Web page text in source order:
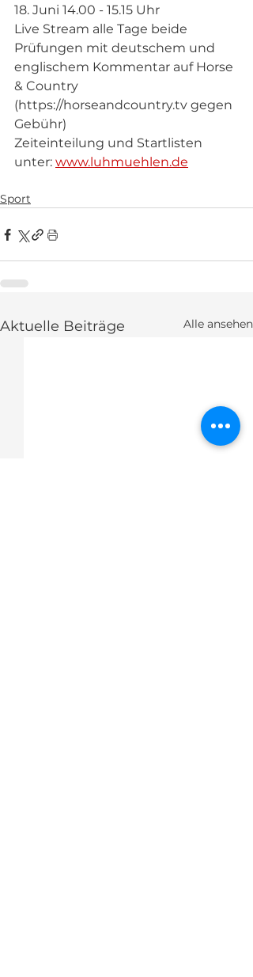
18. Juni 14.00 - 15.15 Uhr
Live Stream alle Tage beide
Prüfungen mit deutschem und
englischem Kommentar auf Horse
& Country
(https://horseandcountry.tv gegen
Gebühr)
Zeiteinteilung und Startlisten
unter: www.luhmuehlen.de
Sport
Aktuelle Beiträge Alle ansehen